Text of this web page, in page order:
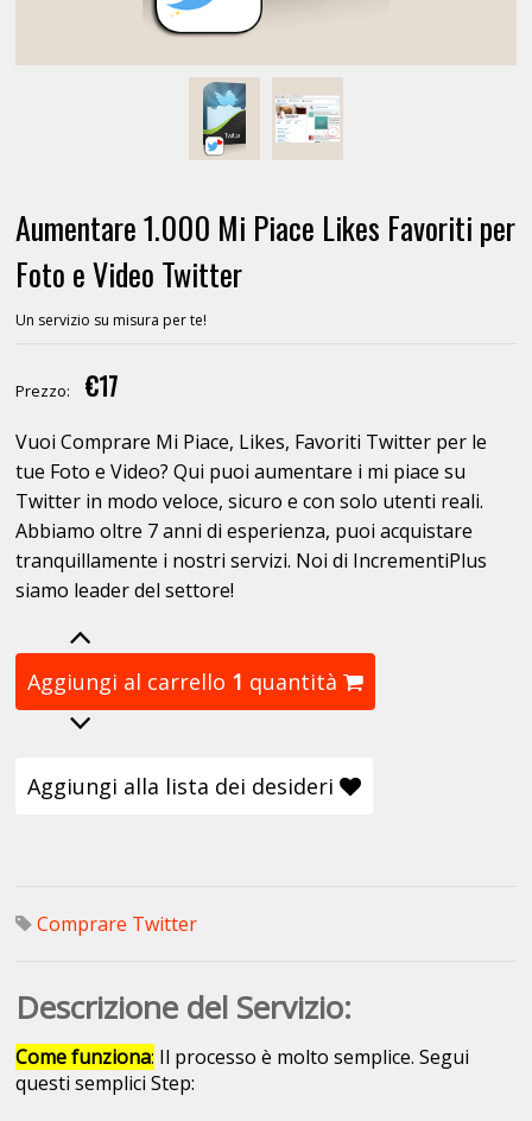
Aumentare 1.000 Mi Piace Likes Favoriti per
Foto e Video Twitter
Un servizio su misura per te!
Prezzo: €17
Vuoi Comprare Mi Piace, Likes, Favoriti Twitter per le
tue Foto e Video? Qui puoi aumentare i mi piace su
Twitter in modo veloce, sicuro e con solo utenti reali.
Abbiamo oltre 7 anni di esperienza, puoi acquistare
tranquillamente i nostri servizi. Noi di IncrementiPlus
siamo leader del settore!
Aggiungi al carrello 1 quantità
Aggiungi alla lista dei desideri
Comprare Twitter
Descrizione del Servizio:
Come funziona: Il processo è molto semplice. Segui
questi semplici Step: